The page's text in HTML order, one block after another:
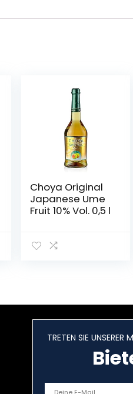
Choya Original
Japanese Ume
Fruit 10% Vol. 0,5 l
TRETEN SIE UNSERER